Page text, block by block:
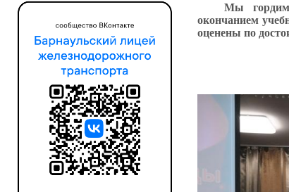
Мы
окончанием
оценены по